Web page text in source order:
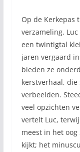
Op de Kerkepas
verzameling.
een twintigtal
jaren vergaard
bieden ze
kerstverhaal, die
verbeelden.
veel opzichten
vertelt Luc,
meest in het
kijkt; het